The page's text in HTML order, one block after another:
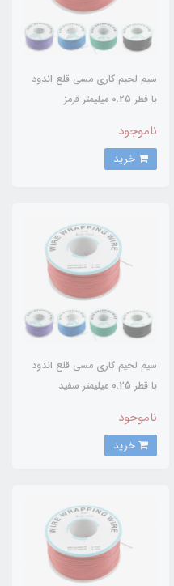
سیم لحیم کاری مسی قلع اندود
با قطر 0.25 میلیمتر قرمز
ناموجود
سیم لحیم کاری مسی قلع اندود
با قطر 0.25 میلیمتر سفید
ناموجود